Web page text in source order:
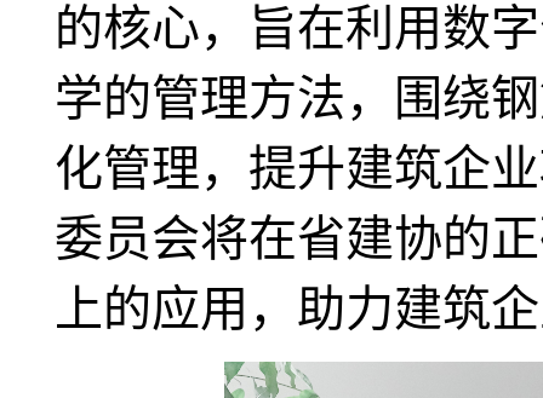
的核心，旨在利用数
学的管理方法，围绕
化管理，提升建筑企
委员会将在省建协的
上的应用，助力建筑